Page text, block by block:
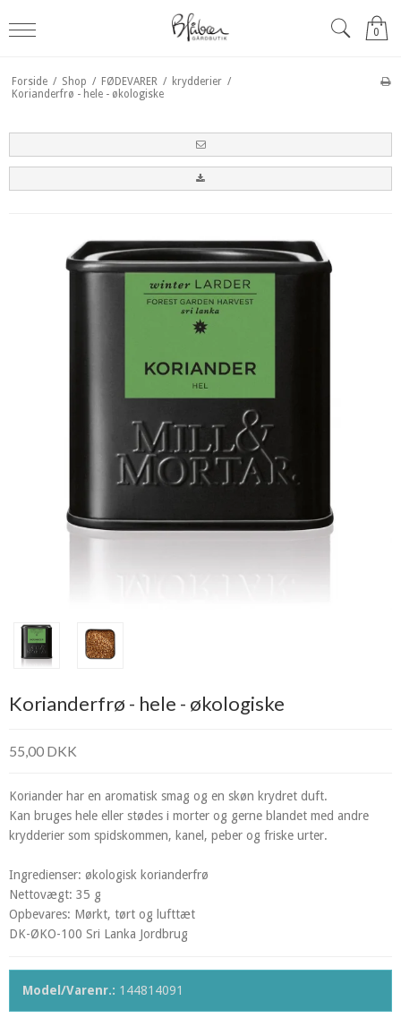
0
Forside / Shop / FØDEVARER / krydderier /
Korianderfrø - hele - økologiske
Korianderfrø - hele - økologiske
55,00 DKK
Koriander har en aromatisk smag og en skøn krydret duft.
Kan bruges hele eller stødes i morter og gerne blandet med andre
krydderier som spidskommen, kanel, peber og friske urter.
Ingredienser: økologisk korianderfrø
Nettovægt: 35 g
Opbevares: Mørkt, tørt og lufttæt
DK-ØKO-100 Sri Lanka Jordbrug
Model/Varenr.: 144814091